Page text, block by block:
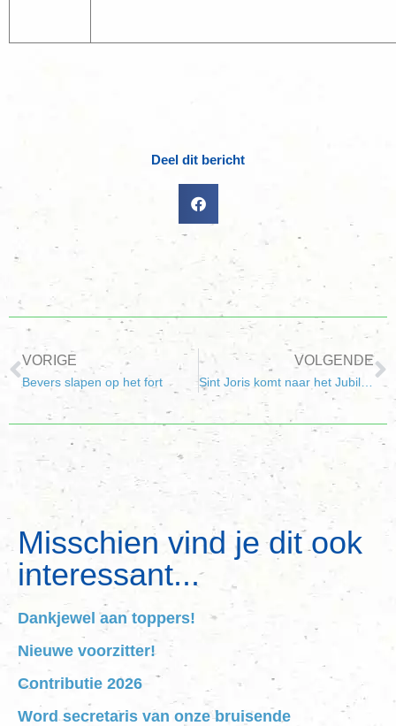
Deel dit bericht
VORIGE
Bevers slapen op het fort
VOLGENDE
Sint Joris komt naar het Jubileumweekend
Misschien vind je dit ook
interessant...
Dankjewel aan toppers!
Nieuwe voorzitter!
Contributie 2026
Word secretaris van onze bruisende